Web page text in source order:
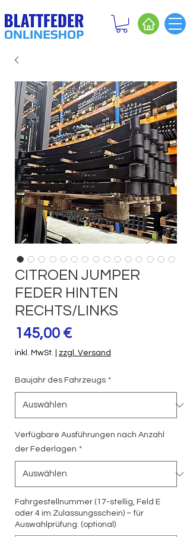
CITROEN JUMPER
FEDER HINTEN
RECHTS/LINKS
145,00 €Preis
inkl. MwSt. zzgl. Versand
Baujahr des Fahrzeugs *
Verfügbare Ausführungen nach Anzahl
der Federlagen *
Fahrgestellnummer (17-stellig, Feld E
oder 4 im Zulassungsschein) – für
Auswahlprüfung: (optional)